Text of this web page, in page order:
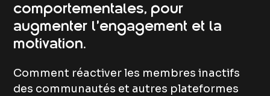
comportementales, pour
augmenter l’engagement et la
motivation.
Comment réactiver les membres inactifs
des communautés et autres plateformes